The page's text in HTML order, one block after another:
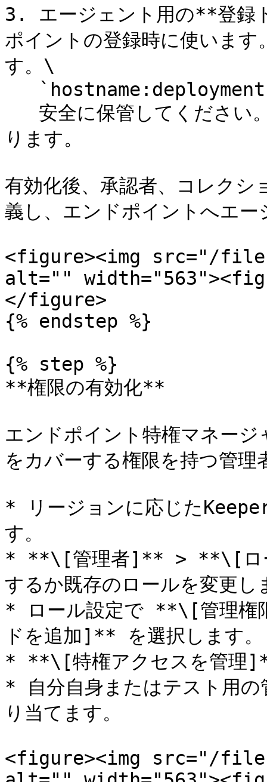
3. エージェント用の**登録
ポイントの登録時に使いま
す。\
ります。
有効化後、承認者、コレクシ
義し、エンドポイントへエ
<figure><img src="/
alt=""
</figure>
{% endstep %}
{% step %}
**権限の有効化**
エンドポイント特権マネー
をカバーする権限を持つ管理
* リージョンに応じた
す。
* **\[管理者]** > **\[ロー
するか既存のロールを変更し
* ロール設定で **\[管理権
ドを追加]** を選択します。
* **\[特権アクセスを管理
* 自分自身またはテスト用の
り当てます。
<figure><img src="/files/